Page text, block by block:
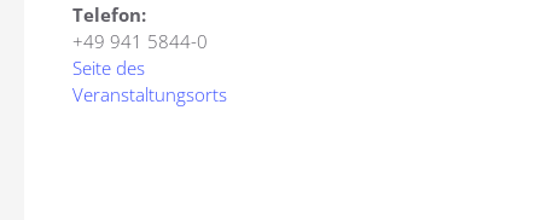
Telefon:
+49 941 5844-0
Seite des
Veranstaltungsorts